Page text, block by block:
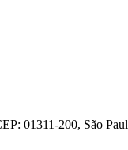
01311-200, São